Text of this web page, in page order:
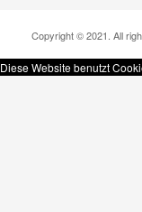
Copyright © 2021. All
Diese Website benutzt